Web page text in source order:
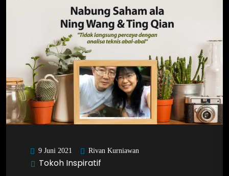
9 Juni 2021 Rivan Kurniawan
Tokoh Inspiratif